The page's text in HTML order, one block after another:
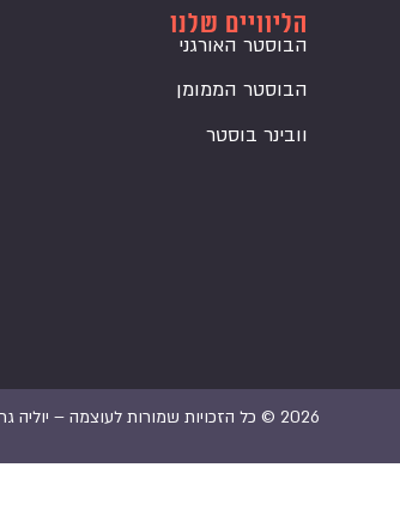
הליוויים שלנו
הבוסטר האורגני
הבוסטר הממומן
וובינר בוסטר
2026 © כל הזכויות שמורות לעוצמה – יוליה גרוס